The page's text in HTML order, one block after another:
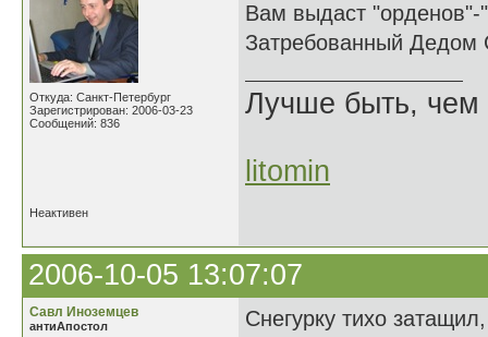
Откуда: Санкт-Петербург
Зарегистрирован: 2006-03-23
Сообщений: 836
Вам выдаст "орденов"-
Затребованный
Лучше быть, чем
litomin
Неактивен
2006-10-05 13:07:07
Савл Иноземцев
антиАпостол
Снегурку тихо затащил,